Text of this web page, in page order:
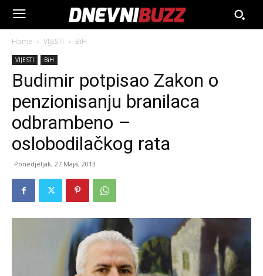
Home VIJESTI BiH
VIJESTI BiH
Budimir potpisao Zakon o
penzionisanju branilaca
odbrambeno –
oslobodilačkog rata
Ponedjeljak, 27 Maja, 2013